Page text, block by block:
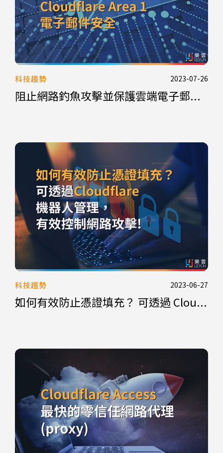
科技趨勢 2023-07-26
阻止網路釣魚攻擊並保護雲端電子郵...
科技趨勢 2023-06-27
如何有效防止憑證填充？ 可透過 Clou...